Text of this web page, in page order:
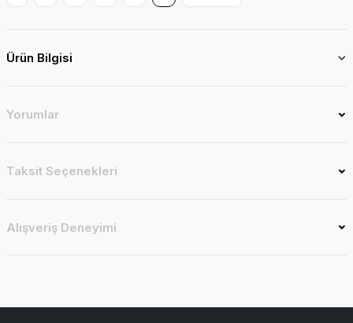
Ürün Bilgisi
Yorumlar
Taksit Seçenekleri
Alışveriş Deneyimi